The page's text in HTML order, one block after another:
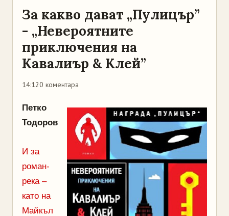
За какво дават „Пулицър”
- „Невероятните
приключения на
Кавалиър & Клей”
14:120 коментара
Петко
Тодоров
И за
роман-
река –
като на
Майкъл